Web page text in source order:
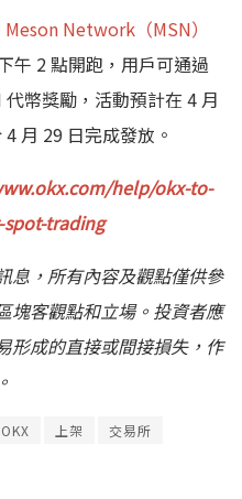
Meson Network（MSN）
午 2 點開跑，用戶可通過
幣獎勵，活動預計在 4 月
月 29 日完成發放。
help/okx-to-
trading
息，所有內容及觀點僅供參
塊客觀點和立場。投資者應
形成的直接或間接損失，作
OKX 上架
交易所